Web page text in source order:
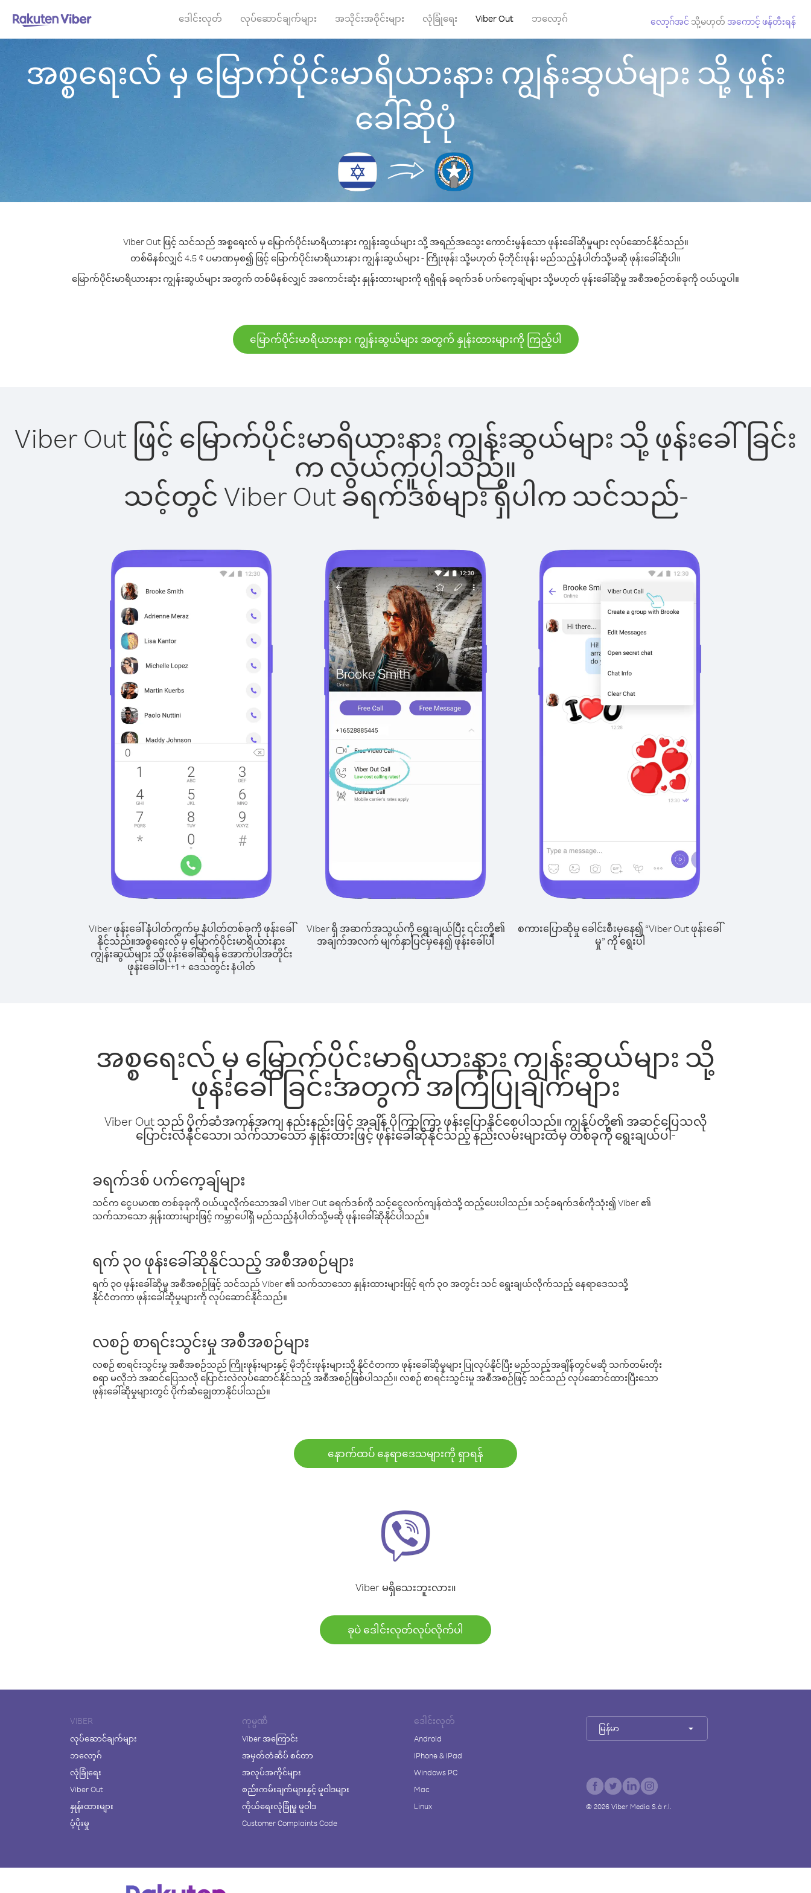
ဒေါင်းလုတ် လုပ်ဆောင်ချက်များ အသိုင်းအဝိုင်းများ လုံခြုံရေး Viber Out ဘလော့ဂ် လော့ဂ်အင် သို့မဟုတ် အကောင့် ဖန်တီးရန်
အစ္စရေးလ် မှ မြောက်ပိုင်းမာရိယားနား ကျွန်းဆွယ်များ သို့ ဖုန်း
ခေါ်ဆိုပုံ
Viber Out ဖြင့် သင်သည် အစ္စရေးလ် မှ မြောက်ပိုင်းမာရိယားနား ကျွန်းဆွယ်များ သို့ အရည်အသွေး ကောင်းမွန်သော ဖုန်းခေါ်ဆိုမှုများ လုပ်ဆောင်နိုင်သည်။
တစ်မိနစ်လျှင် 4.5 ¢ ပမာဏမှစ၍ ဖြင့် မြောက်ပိုင်းမာရိယားနား ကျွန်းဆွယ်များ - ကြိုးဖုန်း သို့မဟုတ် မိုဘိုင်းဖုန်း မည်သည့်နံပါတ်သို့မဆို ဖုန်းခေါ်ဆိုပါ။
မြောက်ပိုင်းမာရိယားနား ကျွန်းဆွယ်များ အတွက် တစ်မိနစ်လျှင် အကောင်းဆုံး နှုန်းထားများကို ရရှိရန် ခရက်ဒစ် ပက်ကေ့ချ်များ သို့မဟုတ် ဖုန်းခေါ်ဆိုမှု အစီအစဉ်တစ်ခုကို ဝယ်ယူပါ။
မြောက်ပိုင်းမာရိယားနား ကျွန်းဆွယ်များ အတွက် နှုန်းထားများကို ကြည့်ပါ
Viber Out ဖြင့် မြောက်ပိုင်းမာရိယားနား ကျွန်းဆွယ်များ သို့ ဖုန်းခေါ်ခြင်း
က လွယ်ကူပါသည်။
သင့်တွင် Viber Out ခရက်ဒစ်များ ရှိပါက သင်သည်-
Viber ဖုန်းခေါ်နံပါတ်ကွက်မှ နံပါတ်တစ်ခုကို ဖုန်းခေါ်
နိုင်သည်။အစ္စရေးလ် မှ မြောက်ပိုင်းမာရိယားနား
ကျွန်းဆွယ်များ သို့ ဖုန်းခေါ်ဆိုရန် အောက်ပါအတိုင်း
ဖုန်းခေါ်ပါ-+1 + ဒေသတွင်း နံပါတ်
Viber ရှိ အဆက်အသွယ်ကို ရွေးချယ်ပြီး ၎င်းတို့၏
အချက်အလက် မျက်နှာပြင်မှနေ၍ ဖုန်းခေါ်ပါ
စကားပြောဆိုမှု ခေါင်းစီးမှနေ၍ “Viber Out ဖုန်းခေါ်
မှု” ကို ရွေးပါ
အစ္စရေးလ် မှ မြောက်ပိုင်းမာရိယားနား ကျွန်းဆွယ်များ သို့
ဖုန်းခေါ်ခြင်းအတွက် အကြံပြုချက်များ
Viber Out သည် ပိုက်ဆံအကုန်အကျ နည်းနည်းဖြင့် အချိန် ပိုကြာကြာ ဖုန်းပြောနိုင်စေပါသည်။ ကျွန်ုပ်တို့၏ အဆင်ပြေသလို
ပြောင်းလဲနိုင်သော၊ သက်သာသော နှုန်းထားဖြင့် ဖုန်းခေါ်ဆိုနိုင်သည့် နည်းလမ်းများထဲမှ တစ်ခုကို ရွေးချယ်ပါ-
ခရက်ဒစ် ပက်ကေ့ချ်များ
သင်က ငွေပမာဏ တစ်ခုခုကို ဝယ်ယူလိုက်သောအခါ Viber Out ခရက်ဒစ်ကို သင့်ငွေလက်ကျန်ထဲသို့ ထည့်ပေးပါသည်။ သင့်ခရက်ဒစ်ကိုသုံး၍ Viber ၏
သက်သာသော နှုန်းထားများဖြင့် ကမ္ဘာပေါ်ရှိ မည်သည့်နံပါတ်သို့မဆို ဖုန်းခေါ်ဆိုနိုင်ပါသည်။
ရက် ၃၀ ဖုန်းခေါ်ဆိုနိုင်သည့် အစီအစဉ်များ
ရက် ၃၀ ဖုန်းခေါ်ဆိုမှု အစီအစဉ်ဖြင့် သင်သည် Viber ၏ သက်သာသော နှုန်းထားများဖြင့် ရက် ၃၀ အတွင်း သင် ရွေးချယ်လိုက်သည့် နေရာဒေသသို့
နိုင်ငံတကာ ဖုန်းခေါ်ဆိုမှုများကို လုပ်ဆောင်နိုင်သည်။
လစဉ် စာရင်းသွင်းမှု အစီအစဉ်များ
လစဉ် စာရင်းသွင်းမှု အစီအစဉ်သည် ကြိုးဖုန်းများနှင့် မိုဘိုင်းဖုန်းများသို့ နိုင်ငံတကာ ဖုန်းခေါ်ဆိုမှုများ ပြုလုပ်နိုင်ပြီး မည်သည့်အချိန်တွင်မဆို သက်တမ်းတိုး
စရာ မလိုဘဲ အဆင်ပြေသလို ပြောင်းလဲလုပ်ဆောင်နိုင်သည့် အစီအစဉ်ဖြစ်ပါသည်။ လစဉ် စာရင်းသွင်းမှု အစီအစဉ်ဖြင့် သင်သည် လုပ်ဆောင်ထားပြီးသော
ဖုန်းခေါ်ဆိုမှုများတွင် ပိုက်ဆံချွေတာနိုင်ပါသည်။
နောက်ထပ် နေရာဒေသများကို ရှာရန်
Viber မရှိသေးဘူးလား။
ခုပဲ ဒေါင်းလုတ်လုပ်လိုက်ပါ
VIBER
လုပ်ဆောင်ချက်များ
ဘလော့ဂ်
လုံခြုံရေး
Viber Out
နှုန်းထားများ
ပံ့ပိုးမှု
ကုမ္ပဏီ
Viber အကြောင်း
အမှတ်တံဆိပ် စင်တာ
အလုပ်အကိုင်များ
စည်းကမ်းချက်များနှင့် မူဝါဒများ
ကိုယ်ရေးလုံခြုံမှု မူဝါဒ
Customer Complaints Code
ဒေါင်းလုတ်
Android
iPhone & iPad
Windows PC
Mac
Linux
မြန်မာ
© 2026 Viber Media S.à r.l.